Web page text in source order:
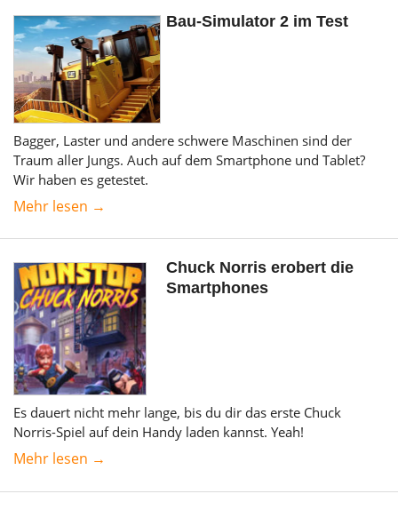
Bau-Simulator 2 im Test
Bagger, Laster und andere schwere Maschinen sind der
Traum aller Jungs. Auch auf dem Smartphone und Tablet?
Wir haben es getestet.
Mehr lesen →
Chuck Norris erobert die
Smartphones
Es dauert nicht mehr lange, bis du dir das erste Chuck
Norris-Spiel auf dein Handy laden kannst. Yeah!
Mehr lesen →